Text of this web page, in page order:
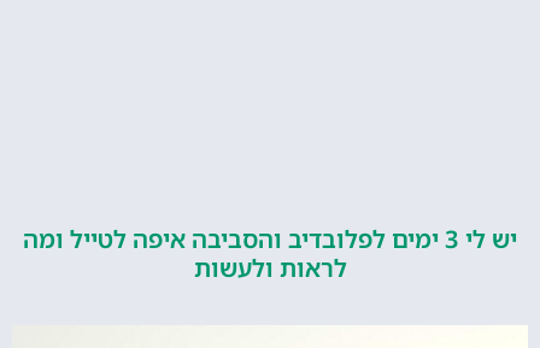
יש לי 3 ימים לפלובדיב והסביבה איפה לטייל ומה
לראות ולעשות